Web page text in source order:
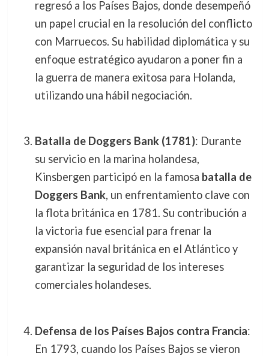
regresó a los Países Bajos, donde desempeñó
un papel crucial en la resolución del conflicto
con Marruecos. Su habilidad diplomática y su
enfoque estratégico ayudaron a poner fin a
la guerra de manera exitosa para Holanda,
utilizando una hábil negociación.
Batalla de Doggers Bank (1781): Durante
su servicio en la marina holandesa,
Kinsbergen participó en la famosa batalla de
Doggers Bank, un enfrentamiento clave con
la flota británica en 1781. Su contribución a
la victoria fue esencial para frenar la
expansión naval británica en el Atlántico y
garantizar la seguridad de los intereses
comerciales holandeses.
Defensa de los Países Bajos contra Francia:
En 1793, cuando los Países Bajos se vieron